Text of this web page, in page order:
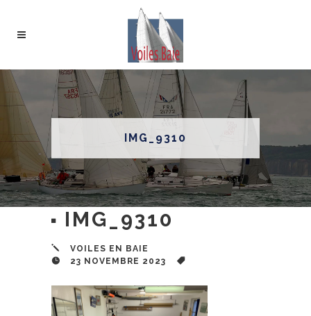
IMG_9310
IMG_9310
VOILES EN BAIE
23 NOVEMBRE 2023